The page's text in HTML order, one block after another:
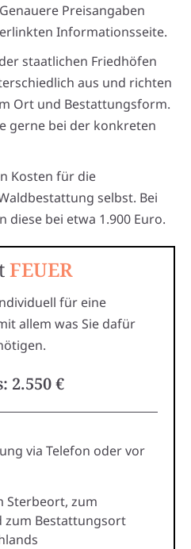
Preisangaben
Informationsseite.
staatlichen Friedhöfen
aus und richten
Ort und Bestattungsform.
gerne bei der konkreten
Kosten für die
selbst. Bei
diese bei etwa 1.900 Euro.
FEUER
für eine
allem was Sie dafür
2.550 €
via Telefon oder vor
Sterbeort, zum
zum Bestattungsort